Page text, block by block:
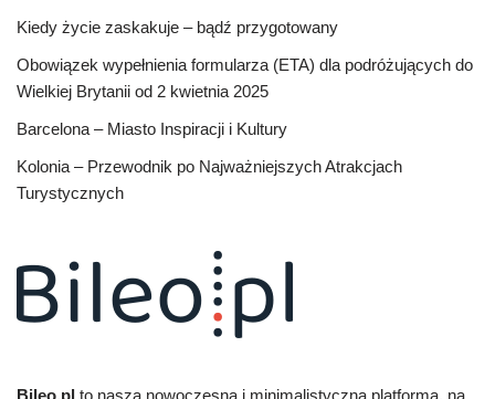
Kiedy życie zaskakuje – bądź przygotowany
Obowiązek wypełnienia formularza (ETA) dla podróżujących do
Wielkiej Brytanii od 2 kwietnia 2025
Barcelona – Miasto Inspiracji i Kultury
Kolonia – Przewodnik po Najważniejszych Atrakcjach
Turystycznych
Bileo.pl to nasza nowoczesna i minimalistyczna platforma, na